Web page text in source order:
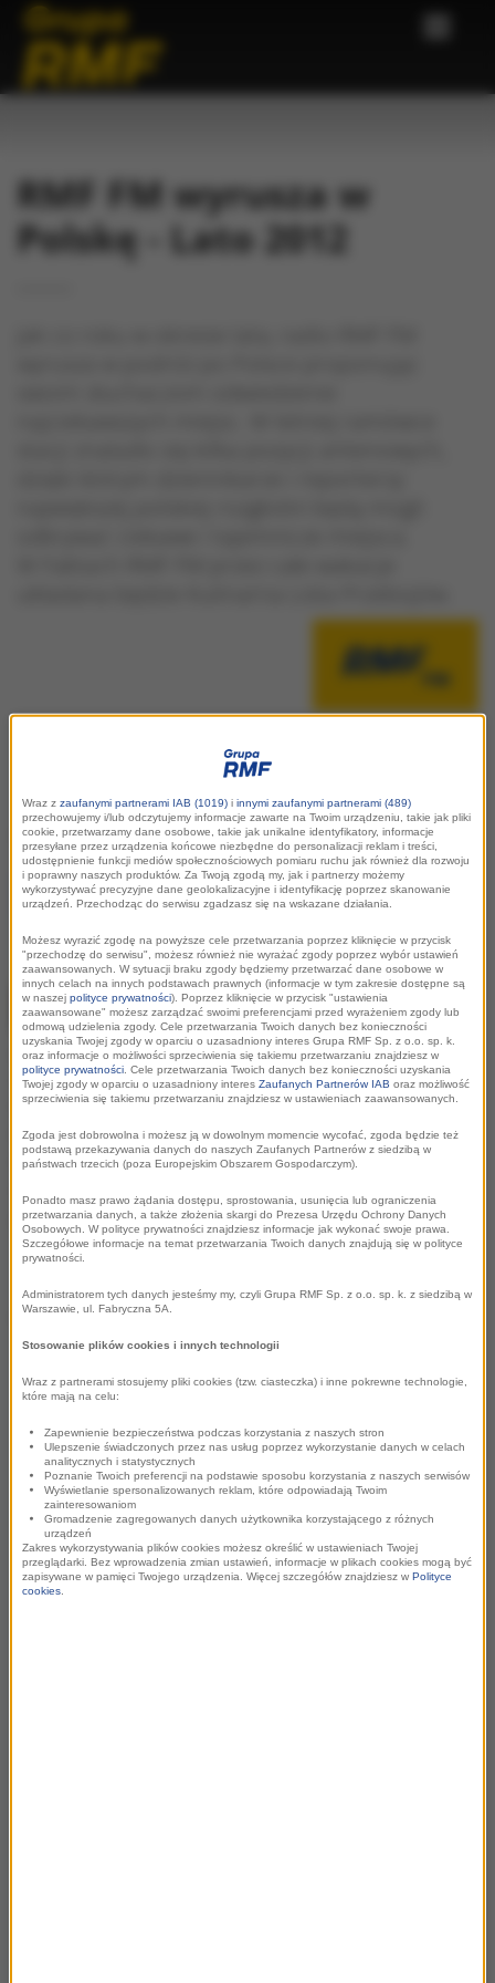
RMF FM wyrusza w
Polskę - Lato 2012
Widokówka
Jedną z ważnych pozycji głównego
dziennego pasma „W dzień
gorącego lata” (9:30 do 17:30) jest
fotograficzny konkurs internetowy
„Widokówka”, w którym słuchacze
odgadują opisywane przez
prowadzących najciekawsze miasta i zabytki w Polsce i na
świecie. Gospodarzami programu są Krzysztof Urbaniak,
Daniel Dyk, Sławomir Kowalewski, Witold Lazar, Kamil
Baleja i Marcin Jędrych. Zabawę rozpoczynamy od Krakowa.
Dziennikarze radia RMF FM, przy okazji zachęcania do
prezentowanym miejscu.
Posłuchaj przykładów animacji antenowych:
Wraz z zaufanymi partnerami IAB (1019) i innymi zaufanymi partnerami (489)
przechowujemy i/lub odczytujemy informacje zawarte na Twoim urządzeniu, takie jak pliki
cookie, przetwarzamy dane osobowe, takie jak unikalne identyfikatory, informacje
przesyłane przez urządzenia końcowe niezbędne do personalizacji reklam i treści,
udostępnienie funkcji mediów społecznościowych pomiaru ruchu jak również dla rozwoju
i poprawny naszych produktów. Za Twoją zgodą my, jak i partnerzy możemy
wykorzystywać precyzyjne dane geolokalizacyjne i identyfikację poprzez skanowanie
urządzeń. Przechodząc do serwisu zgadzasz się na wskazane działania.
Możesz wyrazić zgodę na powyższe cele przetwarzania poprzez kliknięcie w przycisk
"przechodzę do serwisu", możesz również nie wyrażać zgody poprzez wybór ustawień
zaawansowanych. W sytuacji braku zgody będziemy przetwarzać dane osobowe w
innych celach na innych podstawach prawnych (informacje w tym zakresie dostępne są
w naszej polityce prywatności). Poprzez kliknięcie w przycisk "ustawienia
zaawansowane" możesz zarządzać swoimi preferencjami przed wyrażeniem zgody lub
odmową udzielenia zgody. Cele przetwarzania Twoich danych bez konieczności
uzyskania Twojej zgody w oparciu o uzasadniony interes Grupa RMF Sp. z o.o. sp. k.
oraz informacje o możliwości sprzeciwienia się takiemu przetwarzaniu znajdziesz w
polityce prywatności . Cele przetwarzania Twoich danych bez konieczności uzyskania
Twojej zgody w oparciu o uzasadniony interes Zaufanych Partnerów IAB oraz możliwość
sprzeciwienia się takiemu przetwarzaniu znajdziesz w ustawieniach zaawansowanych.
Zgoda jest dobrowolna i możesz ją w dowolnym momencie wycofać, zgoda będzie też
podstawą przekazywania danych do naszych Zaufanych Partnerów z siedzibą w
państwach trzecich (poza Europejskim Obszarem Gospodarczym).
Ponadto masz prawo żądania dostępu, sprostowania, usunięcia lub ograniczenia
przetwarzania danych, a także złożenia skargi do Prezesa Urzędu Ochrony Danych
Osobowych. W polityce prywatności znajdziesz informacje jak wykonać swoje prawa.
Szczegółowe informacje na temat przetwarzania Twoich danych znajdują się w polityce
prywatności.
Administratorem tych danych jesteśmy my, czyli Grupa RMF Sp. z o.o. sp. k. z siedzibą w
Warszawie, ul. Fabryczna 5A.
Stosowanie plików cookies i innych technologii
Wraz z partnerami stosujemy pliki cookies (tzw. ciasteczka) i inne pokrewne technologie,
które mają na celu:
Zapewnienie bezpieczeństwa podczas korzystania z naszych stron
Ulepszenie świadczonych przez nas usług poprzez wykorzystanie danych w celach
analitycznych i statystycznych
Poznanie Twoich preferencji na podstawie sposobu korzystania z naszych serwisów
Wyświetlanie spersonalizowanych reklam, które odpowiadają Twoim
zainteresowaniom
Gromadzenie zagregowanych danych użytkownika korzystającego z różnych
urządzeń
Zakres wykorzystywania plików cookies możesz określić w ustawieniach Twojej
przeglądarki. Bez wprowadzenia zmian ustawień, informacje w plikach cookies mogą być
zapisywane w pamięci Twojego urządzenia. Więcej szczegółów znajdziesz w Polityce
cookies